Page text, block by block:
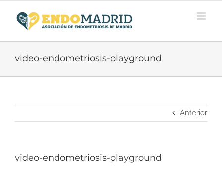
contenido
video-endometriosis-playground
Anterior
video-endometriosis-playground